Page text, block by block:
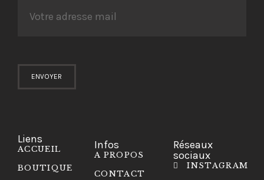
Liens
ACCUEIL
BOUTIQUE
Infos
A PROPOS
CONTACT
Réseaux
sociaux
INSTAGRAM